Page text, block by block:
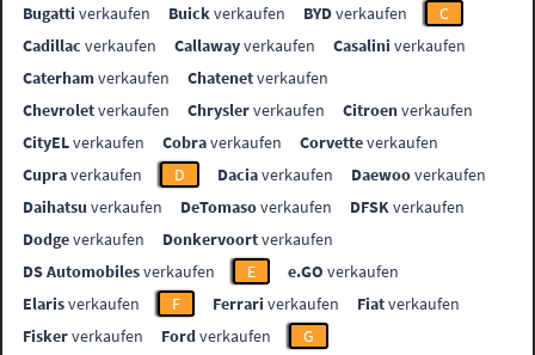
Bugatti verkaufen Buickverkaufen BYDverkaufen
C
Cadillac verkaufen Callawayverkaufen Casalini verkaufen
Caterhamverkaufen Chatenetverkaufen
Chevroletverkaufen Chryslerverkaufen Citroenverkaufen
CityELverkaufen Cobraverkaufen Corvetteverkaufen
Cupraverkaufen D Daciaverkaufen Daewooverkaufen
Daihatsu verkaufen DeTomasoverkaufen DFSKverkaufen
Dodgeverkaufen Donkervoortverkaufen
DS Automobilesverkaufen E e.GO verkaufen
Elarisverkaufen F Ferrari verkaufen Fiatverkaufen
Fiskerverkaufen Fordverkaufen
G